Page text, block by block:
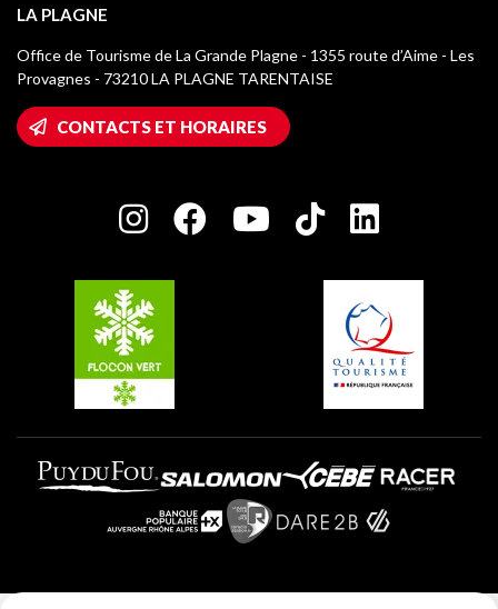
Taxe de séjour
Médiathèque
Logos La Plagne
Accès Wifi
Maison des Propriétaires
Charte des Acteurs Engagés
Champagny-en-Vanoise
Montchavin - Les Coches
Plagne 1800
Plagne Villages
Plagne Aime 2000
LA PLAGNE
Office de Tourisme de La Grande Plagne - 1355 route d’Aime - Les
Provagnes - 73210 LA PLAGNE TARENTAISE
CONTACTS ET HORAIRES